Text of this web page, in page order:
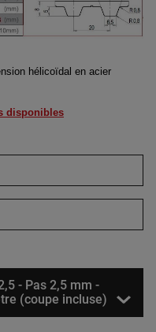
hélicoïdal en acier
disponibles
- Pas 2,5 mm -
(coupe incluse)